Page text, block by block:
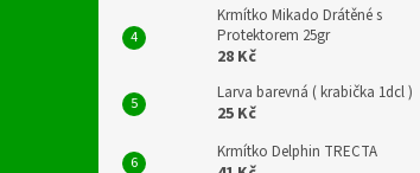
Krmítko Mikado Drátěné s
Protektorem 25gr
28 Kč
Larva barevná ( krabička 1dcl )
25 Kč
Krmítko Delphin TRECTA